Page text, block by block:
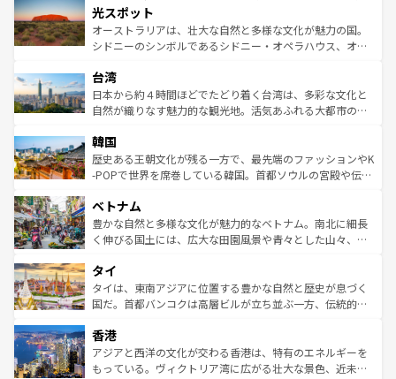
文化が魅力。旅行者はアメリカの各地域で異なる魅力を楽
しみながら、その多様性と豊かな歴史を感じることができ
るだろう。車でのロードトリップや列車の旅も、アメリカ
情報は
島だが、静かな自然を求めるならマウイ島やカウアイ島が
おすすめ。エメラルドグリーンに輝く海をはじめ、豊かな
文化や歴史が息づいている。「アロハスピリット」と呼ば
人々、おいしいローカルフードやハワイアンミュージッ
ク、伝統的なフラダンスなど、すべてがハワイの魅力を彩
っている。訪れるたびに新しい発見と感動が待っているハ
はコンテンツ一覧
光スポット
オーストラリアは、壮大な自然と多様な文化が魅力の国。
シドニーのシンボルであるシドニー・オペラハウス、オー
リアリーフや大陸中央部にそびえるウルル（エアーズロッ
ク）、タスマニアの美しい原生林やケアンズの熱帯雨林な
ど、見どころがたくさん。また、カフェやワイン、オージ
いる。アクティビティも充実しており、サーフィンやダイ
ビング、ハイキングなど、アウトドア好きにはたまらな
い。オーストラリアの多彩な魅力を存分に味わいつくそ
参照してほしい。
台湾
日本から約４時間ほどでたどり着く台湾は、多彩な文化と
自然が織りなす魅力的な観光地。活気あふれる大都市の台
ン）、静ひつな山岳地帯である台湾東部など、都市の喧騒
と山間の静けさが共存しており、訪れる人に新しい発見と
驚きをもたらしてくれる。また、奥深い台湾の食文化も魅
容にもいいと評判のスイーツなど、バラエティ豊かな料理
が味わえる。 なお、新着の台湾情報は コンテンツ一覧を参
照してほしい。
韓国
歴史ある王朝文化が残る一方で、最先端のファッションやK
-POPで世界を席巻している韓国。首都ソウルの宮殿や伝統
き、地方に足を延ばせば四季折々の自然美を楽しむことが
できる。そして、キムチや焼肉、絶品のストリートフード
まで、さまざまな韓国料理が待っている。夜には、韓国な
リティに包まれながら、韓国の多彩な魅力を心ゆくまで味
わってみてほしい。 なお、新着の韓国情報はコンテンツ一
覧を参照してほしい。
ベトナム
豊かな自然と多様な文化が魅力的なベトナム。南北に細長
く伸びる国土には、広大な田園風景や青々とした山々、世
急速な発展と共に伝統が息づく。ハノイの古い町並みやホ
ーチミン市のフランス統治時代の建物も、独特の雰囲気を
醸し出している。また、バラエティの豊かさとおいしさで
とつ。フォーやバインミー、ベトナムコーヒーなどは、ぜ
ひ現地で味わいたい。どの地域を訪れてもあたたかい人々
が旅行者を迎えてくれるので、きっと忘れられない旅にな
タイ
タイは、東南アジアに位置する豊かな自然と歴史が息づく
国だ。首都バンコクは高層ビルが立ち並ぶ一方、伝統的な
の活気が交差している。北部ではチェンマイなどの山岳地
帯で自然と触れ合い、南部ではプーケットやクラビの美し
いビーチでリゾート気分を楽しむことができる。タイ料理
香港
アジアと西洋の文化が交わる香港は、特有のエネルギーを
もっている。ヴィクトリア湾に広がる壮大な景色、近未来